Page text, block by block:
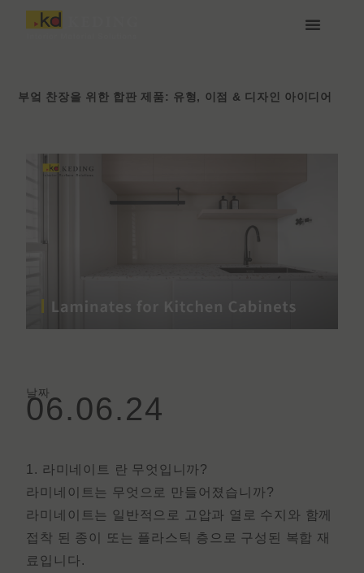
부엌 찬장을 위한 합판 제품: 유형, 이점 & 디자인 아이디어
날짜
06.06.24
1. 라미네이트 란 무엇입니까?
라미네이트는 무엇으로 만들어졌습니까?
라미네이트는 일반적으로 고압과 열로 수지와 함께
접착 된 종이 또는 플라스틱 층으로 구성된 복합 재
료입니다.